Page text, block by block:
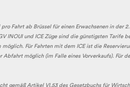
Fahrt ab Brüssel für einen Erwachsenen in der
INOUI und ICE Züge sind die günstigsten Tarife
Für Fahrten mit dem ICE ist die
möglich (im Falle eines Vorverkaufs). Für
gemäß Artikel VI.53 des Gesetzbuchs für